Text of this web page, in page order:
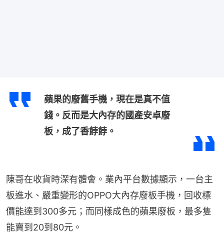
蘋果的廢舊手機，現在是真不值
錢。反而是大內存的國產安卓廢
板，成了香餑餑。
陳哥在收貨時深有體會。業內平台數據顯示，一台主
板進水、嚴重變形的OPPO大內存廢板手機，回收標
價能達到300多元；而同樣成色的蘋果廢板，最多隻
能賣到20到80元。